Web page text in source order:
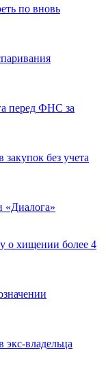
по вновь
перед ФНС за
без учета
«Диалога»
о хищении более 4
экс-владельца